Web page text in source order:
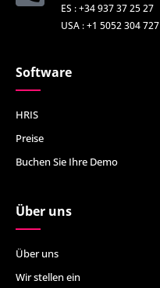
ES : +34 937 37 25 27
USA : +1 5052 304 727
Software
HRIS
Preise
Buchen Sie Ihre Demo
Über uns
Über uns
Wir stellen ein